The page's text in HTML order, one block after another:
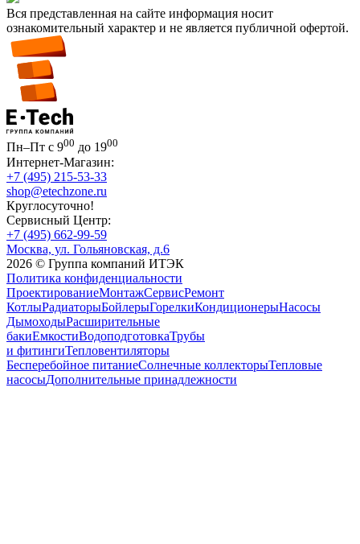
Вся представленная на сайте информация носит
ознакомительный характер и не является публичной офертой.
Пн–Пт с 900 до 1900
Интернет-Магазин:
+7 (495) 215-53-33
shop@etechzone.ru
Круглосуточно!
Сервисный Центр:
+7 (495) 662-99-59
Москва, ул. Гольяновская, д.6
2026 © Группа компаний ИТЭК
Политика конфиденциальности
ПроектированиеМонтажСервисРемонт
КотлыРадиаторыБойлерыГорелкиКондиционерыНасосы
ДымоходыРасширительные
бакиЕмкостиВодоподготовкаТрубы
и фитингиТепловентиляторы
Бесперебойное питаниеСолнечные коллекторыТепловые
насосыДополнительные принадлежности